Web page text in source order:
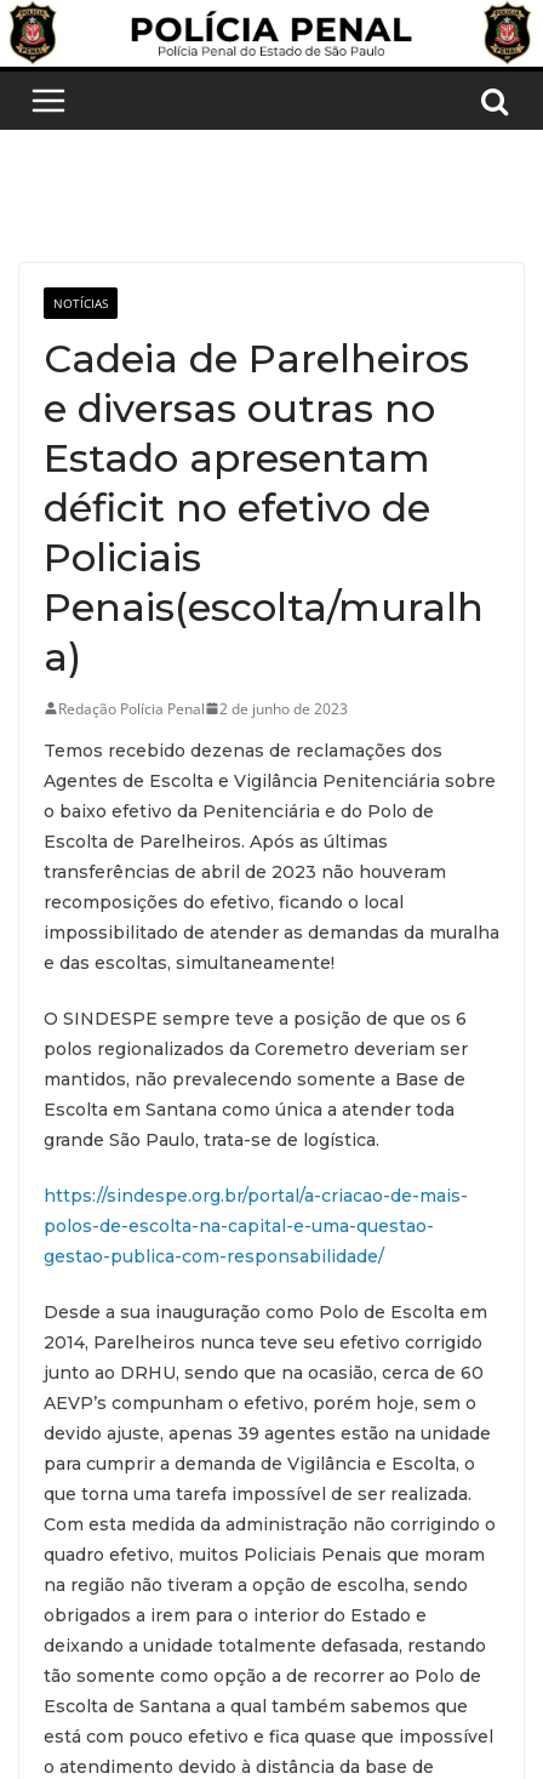
Pular
para
conteúdo
NOTÍCIAS
Cadeia de Parelheiros
e diversas outras no
Estado apresentam
déficit no efetivo de
Policiais
Penais(escolta/muralh
a)
Redação Polícia Penal 2 de junho de 2023
Temos recebido dezenas de reclamações dos
Agentes de Escolta e Vigilância Penitenciária sobre
o baixo efetivo da Penitenciária e do Polo de
Escolta de Parelheiros. Após as últimas
transferências de abril de 2023 não houveram
recomposições do efetivo, ficando o local
impossibilitado de atender as demandas da muralha
e das escoltas, simultaneamente!
O SINDESPE sempre teve a posição de que os 6
polos regionalizados da Coremetro deveriam ser
mantidos, não prevalecendo somente a Base de
Escolta em Santana como única a atender toda
grande São Paulo, trata-se de logística.
https://sindespe.org.br/portal/a-criacao-de-mais-
polos-de-escolta-na-capital-e-uma-questao-
gestao-publica-com-responsabilidade/
Desde a sua inauguração como Polo de Escolta em
2014, Parelheiros nunca teve seu efetivo corrigido
junto ao DRHU, sendo que na ocasião, cerca de 60
AEVP’s compunham o efetivo, porém hoje, sem o
devido ajuste, apenas 39 agentes estão na unidade
para cumprir a demanda de Vigilância e Escolta, o
que torna uma tarefa impossível de ser realizada.
Com esta medida da administração não corrigindo o
quadro efetivo, muitos Policiais Penais que moram
na região não tiveram a opção de escolha, sendo
obrigados a irem para o interior do Estado e
deixando a unidade totalmente defasada, restando
tão somente como opção a de recorrer ao Polo de
Escolta de Santana a qual também sabemos que
está com pouco efetivo e fica quase que impossível
o atendimento devido à distância da base de